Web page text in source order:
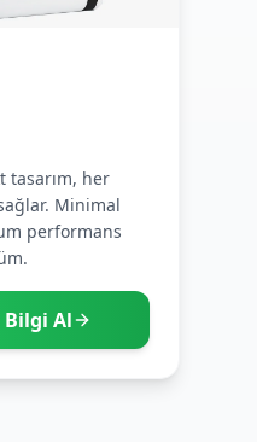
tasarım, her
Minimal
performans
Bilgi Al